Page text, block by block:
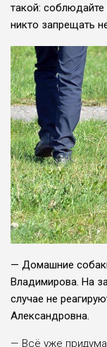
такой: соблюдайте
никто запрещать
— Домашние
Владимиро­ва. На
случае не
Алек­сандровна.
— Всё уже